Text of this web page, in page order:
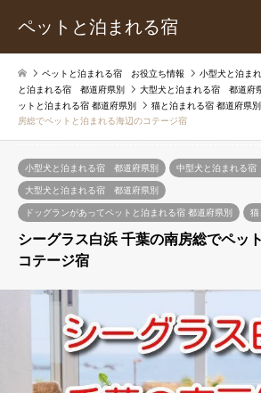
ペットと泊まれる宿
ペットと泊まれる宿 お役立ち情報 小型犬と泊ま
と泊まれる宿 都道府県別
大型犬と泊まれる宿 都道府
ットと泊まれる宿 都道府県別
猫と泊まれる宿 都道府県別
房総でペットと泊まれる海辺のコテージ宿
小型犬と泊まれる宿 都道府県別 中型犬と泊まれる
大型犬と泊まれる宿 都道府県別
ドッグランがあってペットと泊まれる宿 都道府県別 猫
シーグラス白浜 千葉の南房総でペッ
コテージ宿